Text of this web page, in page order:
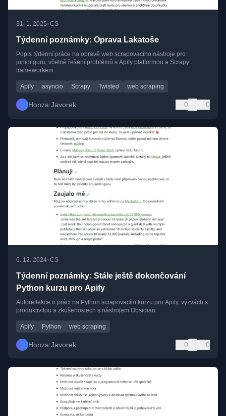
31. 1. 2025•CS
Týdenní poznámky: Oprava Lakatoše
Popis týdenní práce na opravě web scrapovacího nástroje pro
junior.guru, včetně řešení problémů s Apify platformou a Scrapy
frameworkem.
Apify asyncio Scrapy Twisted web scraping
Honza Javorek 0 0
6. 12. 2024•CS
Týdenní poznámky: Stále ještě dokončování
Python kurzu pro Apify
Autoreflekce o práci na Python scrapovacím kurzu pro Apify, výzvách s
produktivitou a zkušenostech s nástrojem Obsidian.
Apify Python web scraping
Honza Javorek 0 0